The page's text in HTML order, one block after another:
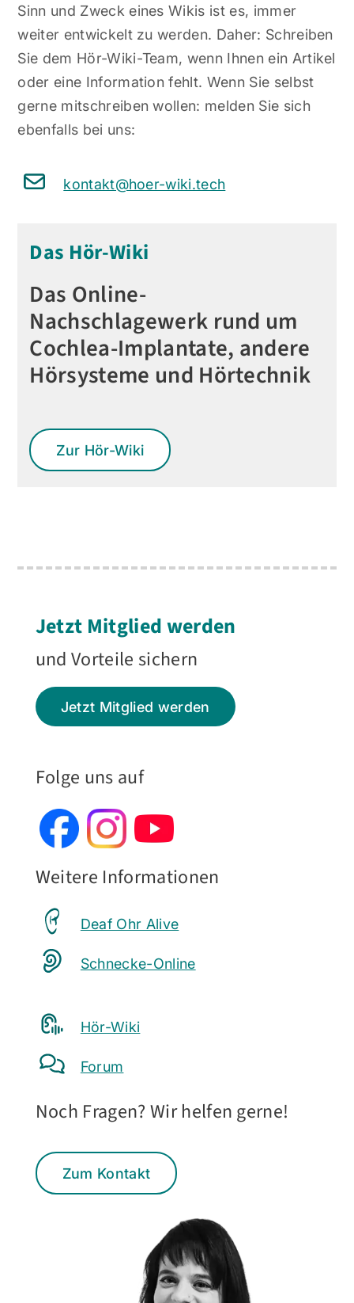
Sinn und Zweck eines Wikis ist es, immer
weiter entwickelt zu werden. Daher: Schreiben
Sie dem Hör-Wiki-Team, wenn Ihnen ein Artikel
oder eine Information fehlt. Wenn Sie selbst
gerne mitschreiben wollen: melden Sie sich
ebenfalls bei uns:
kontakt@hoer-wiki.tech
Das Hör-Wiki
Das Online-
Nachschlagewerk rund um
Cochlea-Implantate, andere
Hörsysteme und Hörtechnik
Zur Hör-Wiki
Jetzt Mitglied werden
und Vorteile sichern
Jetzt Mitglied werden
Folge uns auf
Weitere Informationen
Deaf Ohr Alive
Schnecke-Online
Hör-Wiki
Forum
Noch Fragen? Wir helfen gerne!
Zum Kontakt